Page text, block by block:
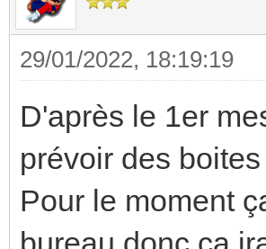
29/01/2022, 18:19:19
D'après le 1er
prévoir des
Pour le moment